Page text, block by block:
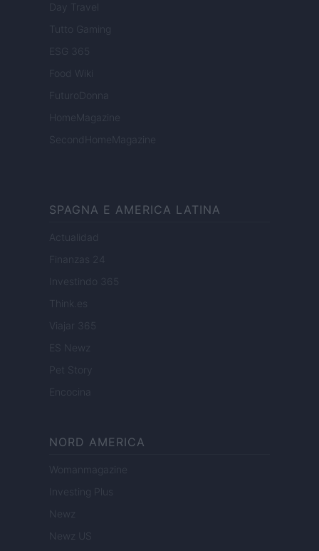
Day Travel
Tutto Gaming
ESG 365
Food Wiki
FuturoDonna
HomeMagazine
SecondHomeMagazine
SPAGNA E AMERICA LATINA
Actualidad
Finanzas 24
Investindo 365
Think.es
Viajar 365
ES Newz
Pet Story
Encocina
NORD AMERICA
Womanmagazine
Investing Plus
Newz
Newz US